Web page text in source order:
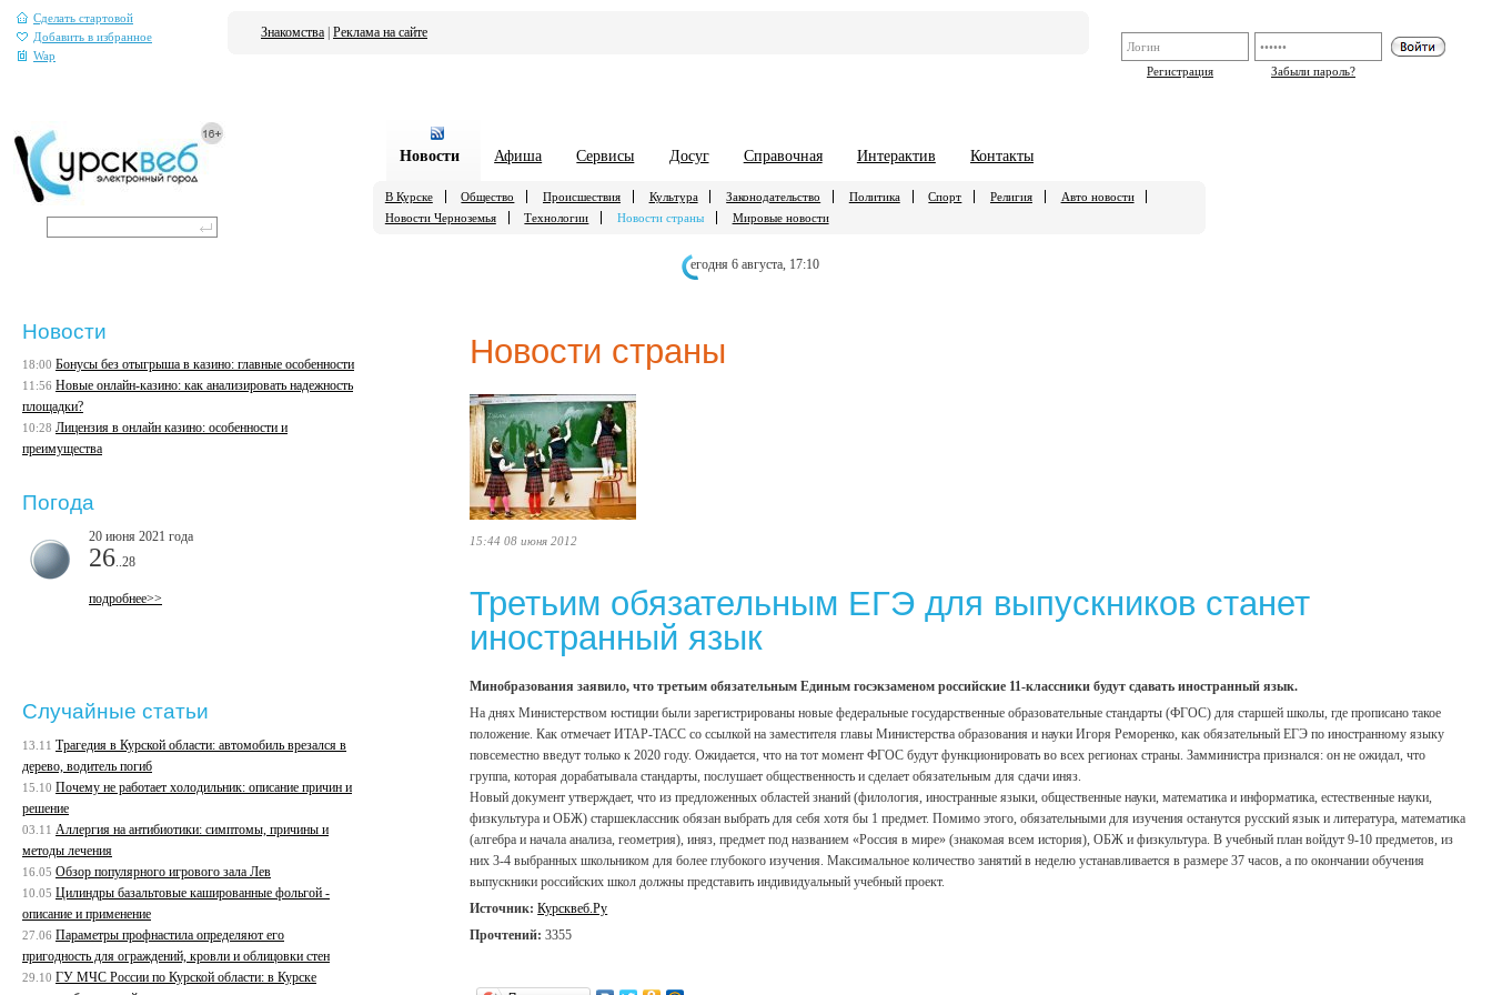
Сделать стартовой
Добавить в избранное
Wap
Регистрация
Забыли пароль?
Знакомства Реклама на сайте
Новости Афиша Сервисы Досуг Справочная Интерактив Контакты
В Курске Общество Происшествия Культура Законодательство Политика Спорт Религия
Авто новости
Новости Черноземья
Технологии Новости страны Мировые новости
егодня 6 августа, 17:10
Новости страны
15:44 08 июня 2012
Третьим обязательным ЕГЭ для выпускников станет
иностранный язык
Минобразования заявило, что третьим обязательным Единым госэкзаменом российские 11-классники будут сдавать иностранный язык.
На днях Министерством юстиции были зарегистрированы новые федеральные государственные образовательные стандарты (ФГОС) для старшей школы, где прописано такое
положение. Как отмечает ИТАР-ТАСС со ссылкой на заместителя главы Министерства образования и науки Игоря Реморенко, как обязательный ЕГЭ по иностранному языку
повсеместно введут только к 2020 году. Ожидается, что на тот момент ФГОС будут функционировать во всех регионах страны. Замминистра признался: он не ожидал, что
группа, которая дорабатывала стандарты, послушает общественность и сделает обязательным для сдачи иняз.
Новый документ утверждает, что из предложенных областей знаний (филология, иностранные языки, общественные науки, математика и информатика, естественные науки,
физкультура и ОБЖ) старшеклассник обязан выбрать для себя хотя бы 1 предмет. Помимо этого, обязательными для изучения останутся русский язык и литература, математика
(алгебра и начала анализа, геометрия), иняз, предмет под названием «Россия в мире» (знакомая всем история), ОБЖ и физкультура. В учебный план войдут 9-10 предметов, из
них 3-4 выбранных школьником для более глубокого изучения. Максимальное количество занятий в неделю устанавливается в размере 37 часов, а по окончании обучения
выпускники российских школ должны представить индивидуальный учебный проект.
Источник: Курсквеб.Ру
Прочтений: 3355
Новости
18:00 Бонусы без отыгрыша в казино: главные особенности
11:56 Новые онлайн-казино: как анализировать надежность
площадки?
10:28 Лицензия в онлайн казино: особенности и
преимущества
Погода
20 июня 2021 года
26 ..28
подробнее>>
Случайные статьи
13.11 Трагедия в Курской области: автомобиль врезался в
дерево, водитель погиб
15.10 Почему не работает холодильник: описание причин и
решение
03.11 Аллергия на антибиотики: симптомы, причины и
методы лечения
16.05 Обзор популярного игрового зала Лев
10.05 Цилиндры базальтовые кашированные фольгой -
описание и применение
27.06 Параметры профнастила определяют его
пригодность для ограждений, кровли и облицовки стен
29.10 ГУ МЧС России по Курской области: в Курске